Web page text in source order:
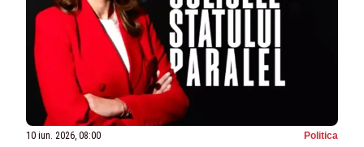
10 iun. 2026, 08:00 Politica